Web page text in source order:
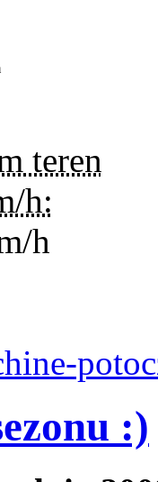
teren
h:
h
:)